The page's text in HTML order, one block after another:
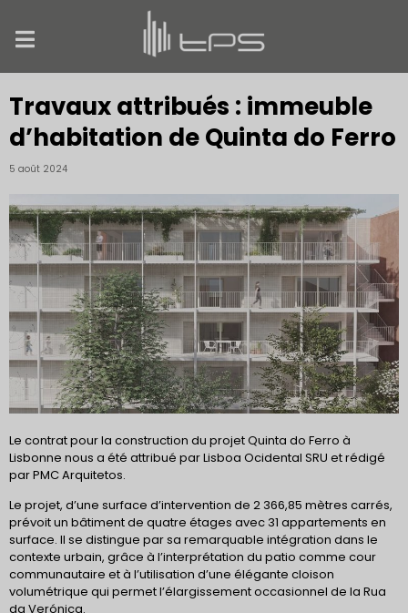
Travaux attribués : immeuble
d’habitation de Quinta do Ferro
5 août 2024
Le contrat pour la construction du projet Quinta do Ferro à
Lisbonne nous a été attribué par Lisboa Ocidental SRU et rédigé
par PMC Arquitetos.
Le projet, d’une surface d’intervention de 2 366,85 mètres carrés,
prévoit un bâtiment de quatre étages avec 31 appartements en
surface. Il se distingue par sa remarquable intégration dans le
contexte urbain, grâce à l’interprétation du patio comme cour
communautaire et à l’utilisation d’une élégante cloison
volumétrique qui permet l’élargissement occasionnel de la Rua
da Verónica.